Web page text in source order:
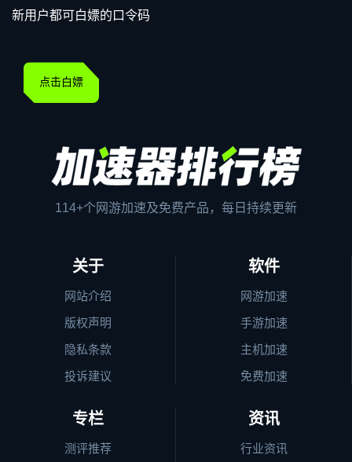
新用户都可白嫖的口令码
点击白嫖
114+个网游加速及免费产品，每日持续更新
关于
网站介绍
版权声明
隐私条款
投诉建议
软件
网游加速
手游加速
主机加速
免费加速
专栏
测评推荐
资讯
行业资讯